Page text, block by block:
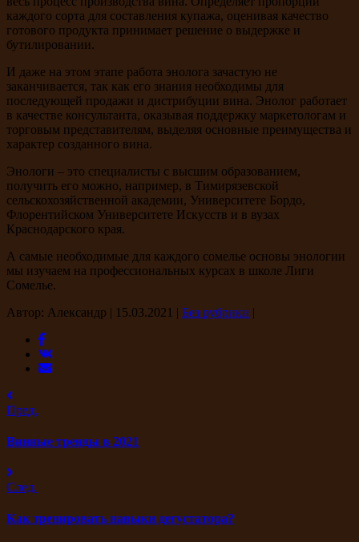
каждого сорта для составления купажа, оценивая качество
готового продукта принимает решение о выдержке и
бутилировании.
И даже на этом этапе работа энолога зачастую не
заканчивается, так как его знания необходимы для
последующей продажи и дистрибуции вина. Энолог работает
в качестве консультанта, оказывая поддержку маркетологам и
торговым представителям, выделяя основные преимущества и
характер созданного вина.
Энологи – это специалисты с высшим образованием,
получить его можно, например, в Тимирязевской
сельскохозяйственной академии, Университете Бордо,
Флорентийском Университете Искусств и в вузах
Краснодарского края.
А самые необходимые для каждого сомелье основы энологии
мы изучаем на профессиональных курсах в школе Лиги
Сомелье.
Автор: Александр | 15.03.2021 | Без рубрики |
Пред.
Винные тренды в 2021
След.
Как тренировать навыки дегустатора?